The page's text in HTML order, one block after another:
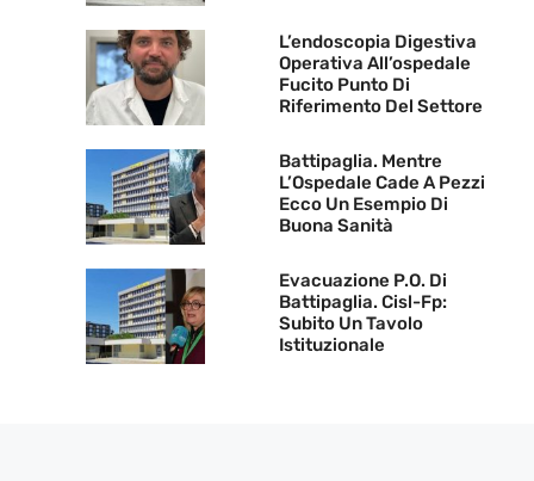
L’endoscopia Digestiva
Operativa All’ospedale
Fucito Punto Di
Riferimento Del Settore
Battipaglia. Mentre
L’Ospedale Cade A Pezzi
Ecco Un Esempio Di
Buona Sanità
Evacuazione P.O. Di
Battipaglia. Cisl-Fp:
Subito Un Tavolo
Istituzionale